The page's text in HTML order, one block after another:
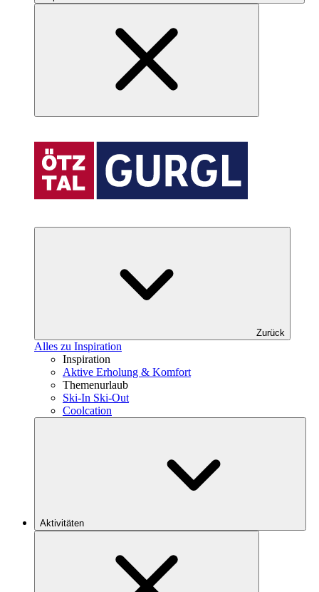
Zurück
Alles zu Inspiration
Inspiration
Aktive Erholung & Komfort
Themenurlaub
Ski-In Ski-Out
Coolcation
Aktivitäten